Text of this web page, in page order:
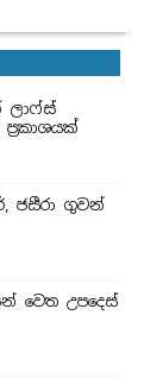
ලාෆ්ස්
ජසීරා ගුවන්
වෙත උපදෙස්